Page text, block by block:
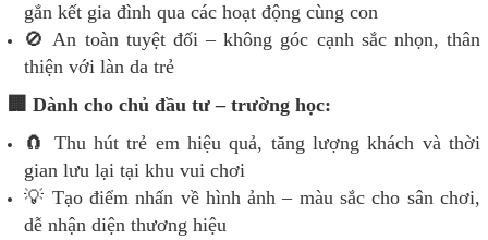
gắn kết gia đình qua các hoạt động cùng con
🚫 An toàn tuyệt đối – không góc cạnh sắc nhọn, thân
thiện với làn da trẻ
🏢 Dành cho chủ đầu tư – trường học:
🧲 Thu hút trẻ em hiệu quả, tăng lượng khách và thời
gian lưu lại tại khu vui chơi
💡 Tạo điểm nhấn về hình ảnh – màu sắc cho sân chơi,
dễ nhận diện thương hiệu